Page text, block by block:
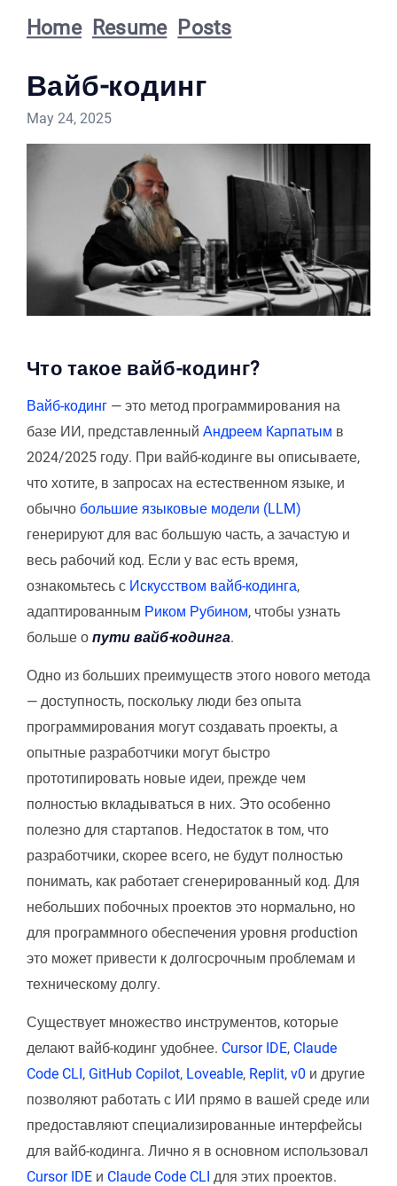
Home Resume Posts
Вайб-кодинг
May 24, 2025
Что такое вайб-кодинг?
Вайб-кодинг — это метод программирования на
базе ИИ, представленный Андреем Карпатым в
2024/2025 году. При вайб-кодинге вы описываете,
что хотите, в запросах на естественном языке, и
обычно большие языковые модели (LLM)
генерируют для вас большую часть, а зачастую и
весь рабочий код. Если у вас есть время,
ознакомьтесь с Искусством вайб-кодинга,
адаптированным Риком Рубином, чтобы узнать
больше о пути вайб-кодинга.
Одно из больших преимуществ этого нового метода
— доступность, поскольку люди без опыта
программирования могут создавать проекты, а
опытные разработчики могут быстро
прототипировать новые идеи, прежде чем
полностью вкладываться в них. Это особенно
полезно для стартапов. Недостаток в том, что
разработчики, скорее всего, не будут полностью
понимать, как работает сгенерированный код. Для
небольших побочных проектов это нормально, но
для программного обеспечения уровня production
это может привести к долгосрочным проблемам и
техническому долгу.
Существует множество инструментов, которые
делают вайб-кодинг удобнее. Cursor IDE, Claude
Code CLI, GitHub Copilot, Loveable, Replit, v0 и другие
позволяют работать с ИИ прямо в вашей среде или
предоставляют специализированные интерфейсы
для вайб-кодинга. Лично я в основном использовал
Cursor IDE и Claude Code CLI для этих проектов.